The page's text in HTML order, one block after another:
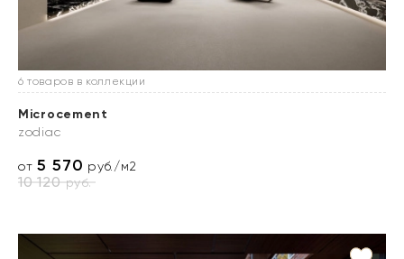
6 товаров в коллекции
Microcement
zodiac
от5 570 руб./м2
10 120руб.